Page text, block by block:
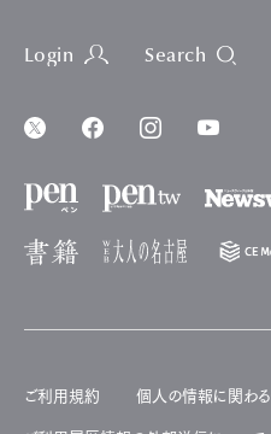
Login Search
ご利用規約 個人の情報に関わ